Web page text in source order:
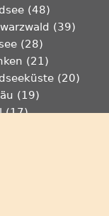
(48)
(39)
(28)
(21)
(20)
(19)
(17)